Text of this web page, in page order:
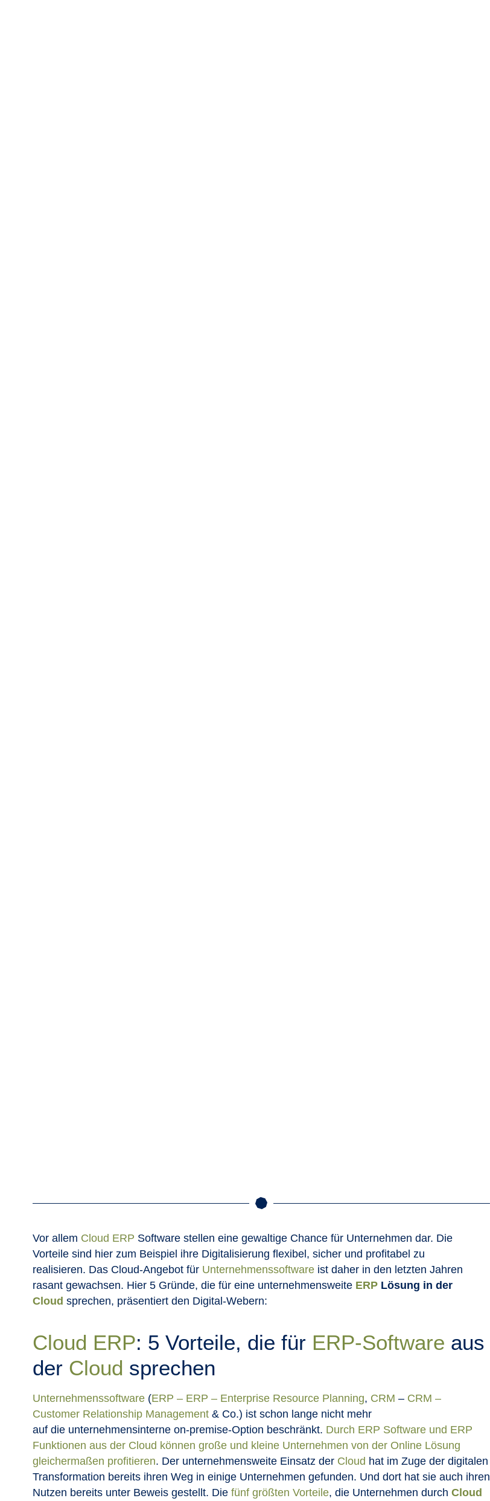
Vor allem Cloud ERP Software stellen eine gewaltige Chance für Unternehmen dar. Die
Vorteile sind hier zum Beispiel ihre Digitalisierung flexibel, sicher und profitabel zu
realisieren. Das Cloud-Angebot für Unternehmenssoftwareist daher in den letzten Jahren
rasant gewachsen. Hier 5 Gründe, die für eine unternehmensweite ERPLösung in der
Cloud sprechen, präsentiert den Digital-Webern:
Cloud ERP: 5 Vorteile, die für ERP-Software aus
der Cloud sprechen
Unternehmenssoftware(ERP – ERP – Enterprise Resource Planning, CRM – CRM –
Customer Relationship Management& Co.) ist schon lange nicht mehr
auf die unternehmensinterne on-premise-Option beschränkt. Durch ERP Software und ERP
Funktionen aus der Cloud können große und kleine Unternehmen von der Online Lösung
gleichermaßen profitieren. Der unternehmensweite Einsatz der Cloud hat im Zuge der digitalen
Transformation bereits ihren Weg in einige Unternehmen gefunden. Und dort hat sie auch ihren
Nutzen bereits unter Beweis gestellt. Die fünf größten Vorteile, die Unternehmen durch Cloud